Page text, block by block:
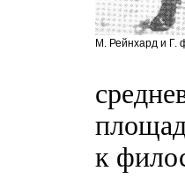
М. Рейнхард и Г.
к